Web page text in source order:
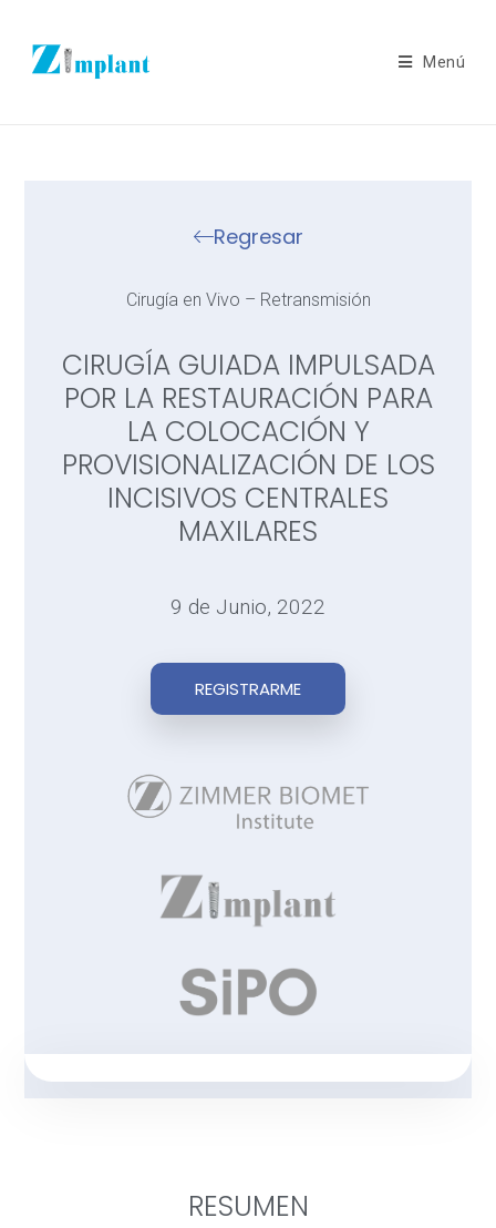
Menú
Regresar
Cirugía en Vivo – Retransmisión
CIRUGÍA GUIADA IMPULSADA
POR LA RESTAURACIÓN PARA
LA COLOCACIÓN Y
PROVISIONALIZACIÓN DE LOS
INCISIVOS CENTRALES
MAXILARES
9 de Junio, 2022
REGISTRARME
RESUMEN